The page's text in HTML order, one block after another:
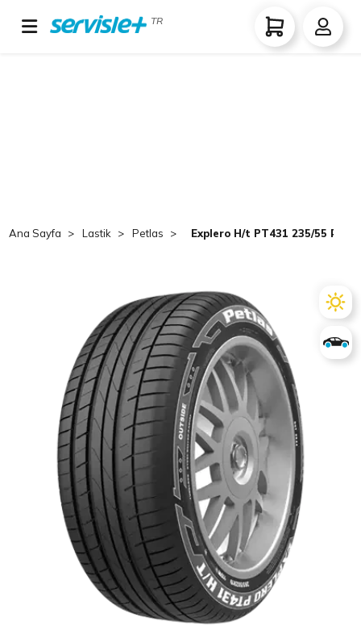
TR
Ana Sayfa Lastik Petlas Explero H/t PT431 235/55 R17